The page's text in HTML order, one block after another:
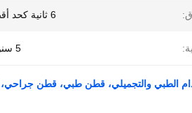
6 ثانية كحد أقصى
5 سنوات